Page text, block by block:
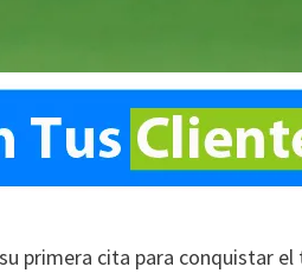
primera cita para conquistar